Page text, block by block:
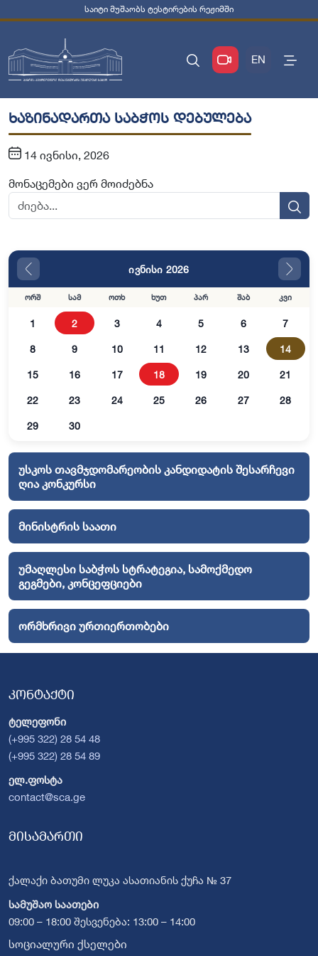
საიტი მუშაობს ტესტირების რეჟიმში
EN
ხაზინადართა საბჭოს დებულება
14 ივნისი, 2026
მონაცემები ვერ მოიძებნა
ივნისი 2026
ორშ სამ ოთხ ხუთ პარ შაბ კვი
1 2 3 4 5 6 7
8 9 10 11 12 13 14
15 16 17 18 19 20 21
22 23 24 25 26 27 28
29 30
უსკოს თავმჯდომარეობის კანდიდატის შესარჩევი
ღია კონკურსი
მინისტრის საათი
უმაღლესი საბჭოს სტრატეგია, სამოქმედო
გეგმები, კონცეფციები
ორმხრივი ურთიერთობები
კონტაქტი
ტელეფონი
(+995 322) 28 54 48
(+995 322) 28 54 89
ელ.ფოსტა
contact@sca.ge
მისამართი
ქალაქი ბათუმი ლუკა ასათიანის ქუჩა № 37
სამუშაო საათები
09:00 – 18:00 შესვენება: 13:00 – 14:00
სოციალური ქსელები